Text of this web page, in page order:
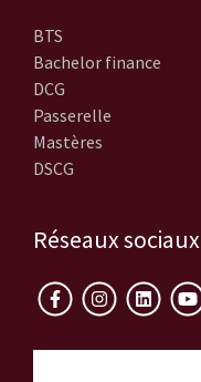
BTS
Bachelor finance
DCG
Passerelle
Mastères
DSCG
Réseaux sociaux